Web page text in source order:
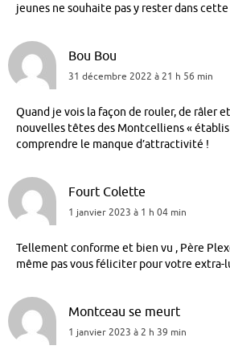
jeunes ne souhaite pas y rester dans
Bou Bou
31 décembre 2022 à 21 h 56 min
Quand je vois la façon de rouler, de râler
nouvelles têtes des Montcelliens «
comprendre le manque d’attractivité !
Fourt Colette
1 janvier 2023 à 1 h 04 min
Tellement conforme et bien vu , Père
même pas vous féliciter pour votre extra-
Montceau se meurt
1 janvier 2023 à 2 h 39 min